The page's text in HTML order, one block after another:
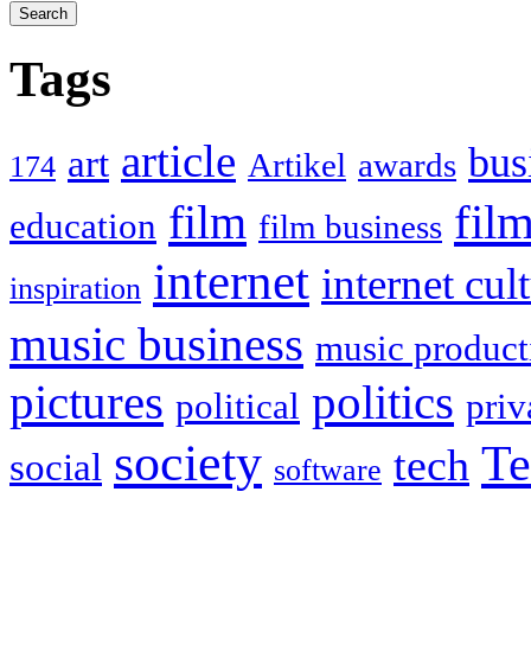
Tags
174 art article Artikel awards
education film film business
inspiration internet internet
music business music
pictures political politics
social society software tech